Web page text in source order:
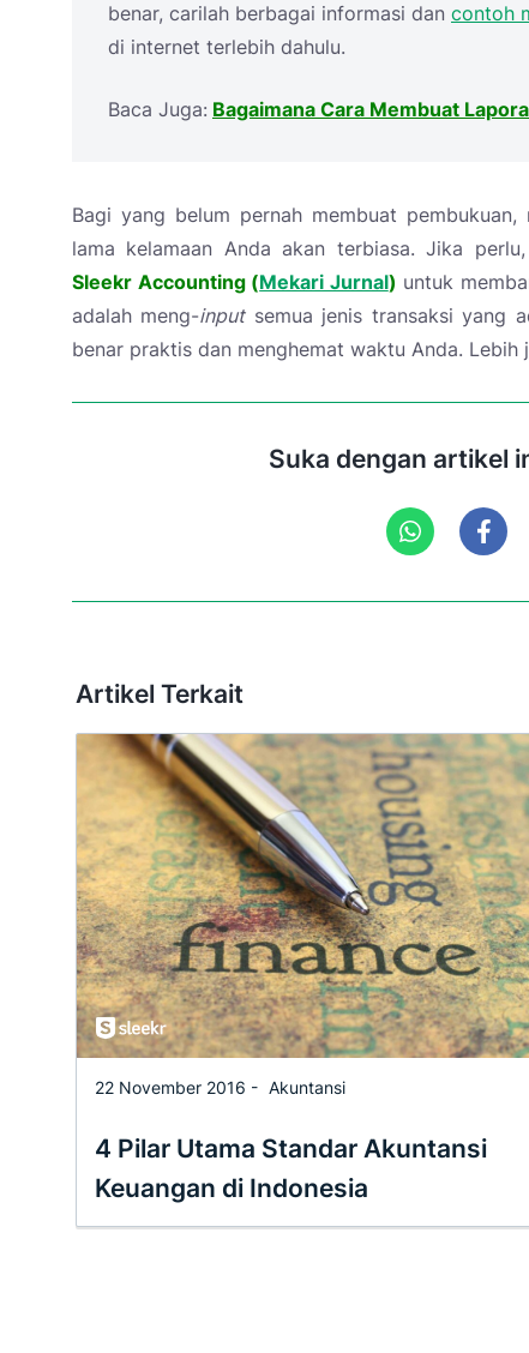
benar, carilah berbagai informasi dan contoh
di internet terlebih dahulu.
Baca Juga: Bagaimana Cara Membuat
Bagi yang belum pernah membuat
lama kelamaan Anda akan terbiasa. Jika
Sleekr Accounting (Mekari Jurnal) untuk
adalah meng-inputsemua jenis transaksi yang
benar praktis dan menghemat waktu Anda.
Suka dengan artikel
Artikel Terkait
22 November 2016 - Akuntansi
4 Pilar Utama Standar Akuntansi
Keuangan di Indonesia